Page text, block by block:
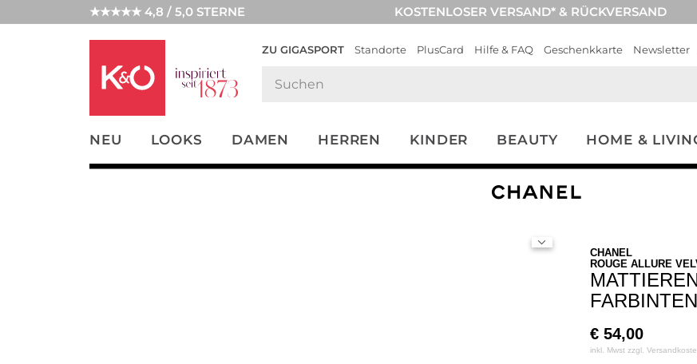
★★★★★ 4,8 / 5,0 STERNE KOSTENLOSER VERSAND* & RÜCKVERSAND
ZU GIGASPORT Standorte PlusCard Hilfe & FAQ Geschenkkarte Newsletter
NEU LOOKS DAMEN HERREN KINDER BEAUTY HOME &
UNSERE APP
CLICK &
CHANEL
ROUGE ALLURE
€ 54,00
inkl. Mwst zzgl.